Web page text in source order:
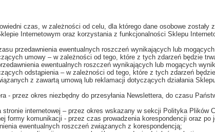
czas, w zależności od celu, dla którego dane osobowe zostały
Internetowym oraz korzystania z funkcjonalności Sklepu
przedawnienia ewentualnych roszczeń wynikających lub
umowy – w zależności od tego, które z tych zdarzeń będzie
ewentualnych roszczeń wynikających lub mogących
odstąpienia – w zależności od tego, które z tych zdarzeń
z zawartą umową lub reklamacji dotyczących działania
- przez okres niezbędny do przesyłania Newslettera, do czasu
internetowej – przez okres wskazany w sekcji Polityka Plików
formy komunikacji - przez czas prowadzenia korespondencji oraz
ewentualnych roszczeń związanych z korespondencją;